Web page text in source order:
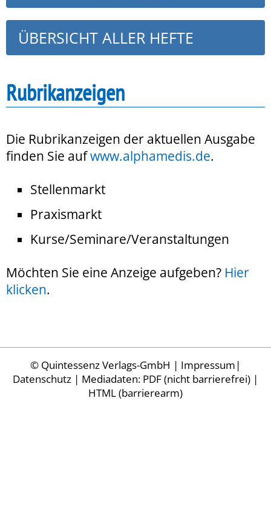
ÜBERSICHT ALLER HEFTE
Rubrikanzeigen
Die Rubrikanzeigen der aktuellen Ausgabe
finden Sie aufwww.alphamedis.de.
Stellenmarkt
Praxismarkt
Kurse/Seminare/Veranstaltungen
Möchten Sie eine Anzeige aufgeben? Hier
klicken.
© Quintessenz Verlags-GmbH | Impressum |
Datenschutz | Mediadaten: PDF (nicht barrierefrei) |
HTML (barrierearm)